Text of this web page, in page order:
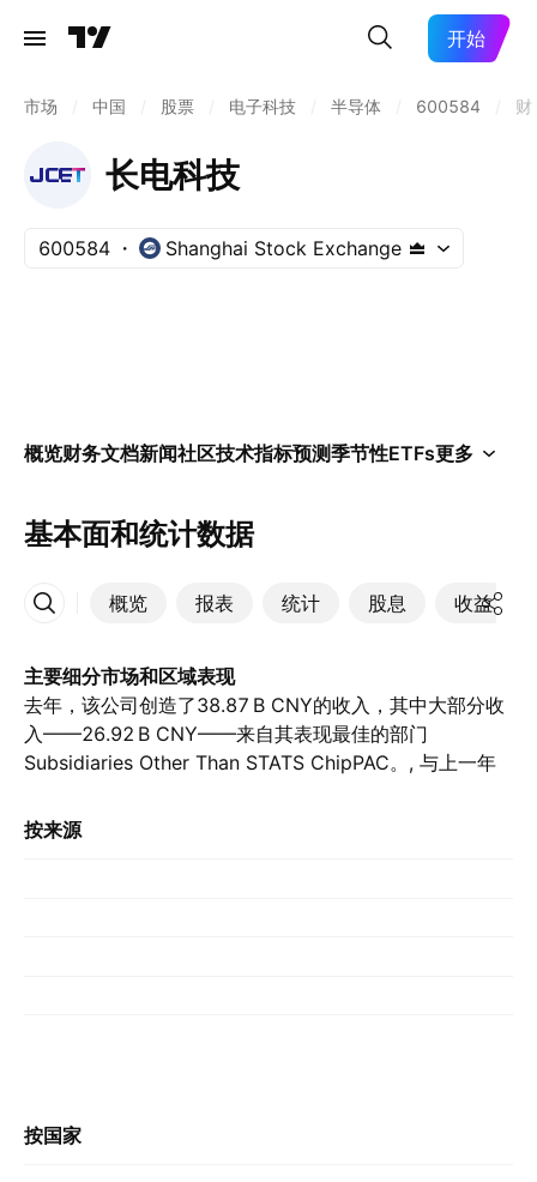
开始
市场 中国 股票 电子科技 半导体 600584 财
长电科技
600584 Shanghai Stock Exchange
概览财务文档新闻社区技术指标预测季节性ETFs更多
基本面和统计数据
概览 报表 统计 股息 收益
更多
主要细分市场和区域表现
去年，该公司创造了‪38.87 B‬ CNY的收入，其中大部分收
入——‪26.92 B‬ CNY——来自其表现最佳的部门
Subsidiaries Other Than STATS ChipPAC。, 与上一年
该国家/地区贡献了‪24.70 B‬ CNY。, 前一年的‪22.93 B‬
按来源
按国家